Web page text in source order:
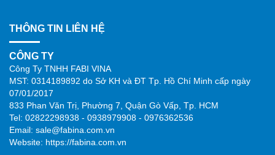
THÔNG TIN LIÊN HỆ
CÔNG TY
Công Ty TNHH FABI VINA
MST: 0314189892 do Sở KH và ĐT Tp. Hồ Chí Minh cấp ngày
07/01/2017
833 Phan Văn Trị, Phường 7, Quận Gò Vấp, Tp. HCM
Tel: 02822298938 - 0938979908 - 0976362536
Email: sale@fabina.com.vn
Website: https://fabina.com.vn